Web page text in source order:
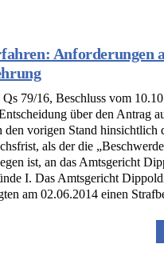
Anforderungen
79/16, Beschluss vom
über den Antrag
den vorigen Stand hinsichtlich
als der die
ist, an das Amtsgericht
I. Das Amtsgericht
am 02.06.2014 einen